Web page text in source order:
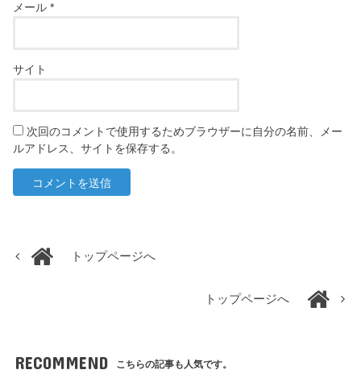
メール*
サイト
次回のコメントで使用するためブラウザーに自分の名前、メー
ルアドレス、サイトを保存する。
トップページへ
トップページへ
RECOMMEND こちらの記事も人気です。